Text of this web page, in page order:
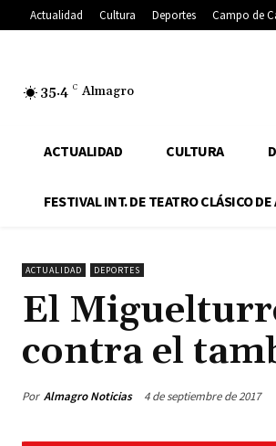
Actualidad Cultura Deportes Campo de
35.4 C Almagro
ACTUALIDAD CULTURA
FESTIVAL INT. DE TEATRO CLÁSICO
ACTUALIDAD DEPORTES
El
contra el
Por Almagro Noticias 4 de septiembre de 2017